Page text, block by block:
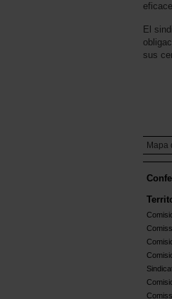
El
sus
Mapa